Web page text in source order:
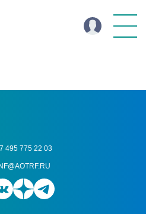
495 775 22 03
INF@AOTRF.RU